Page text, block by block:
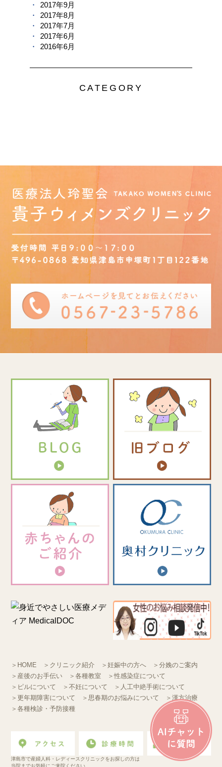
2017年9月
2017年8月
2017年7月
2017年6月
2016年6月
CATEGORY
＞HOME ＞クリニック紹介 ＞妊娠中の方へ
＞分娩のご案内
＞産後のお手伝い
＞各種教室
＞性感染症について
＞ピルについて
＞不妊について
＞人工中絶手術について
＞更年期障害について
＞思春期のお悩みについて
＞漢方治療
＞各種検診・予防接種
津島市で産婦人科・レディースクリニックをお探しの方は
当院までお気軽にご来院ください